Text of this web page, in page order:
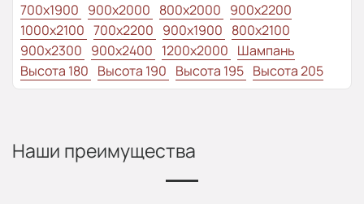
700x1900 900x2000 800x2000 900x2200
1000x2100 700x2200 900x1900 800x2100
900x2300 900x2400 1200x2000 Шампань
Высота 180 Высота 190 Высота 195 Высота 205
Наши преимущества